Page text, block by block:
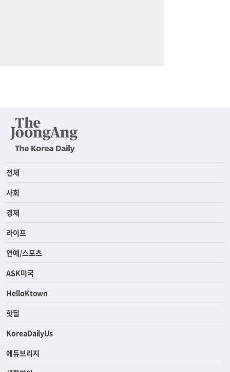
전체
사회
경제
라이프
연예/스포츠
ASK미국
HelloKtown
핫딜
KoreaDailyUs
에듀브리지